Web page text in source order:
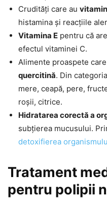
Crudități care au
histamina și reacțiile
Vitamina E pentru că
efectul vitaminei C.
Alimente proaspete
quercitină. Din
mere, ceapă, pere,
roșii, citrice.
Hidratarea corectă a
subțierea mucusului.
detoxifierea
Tratament
pentru polipii